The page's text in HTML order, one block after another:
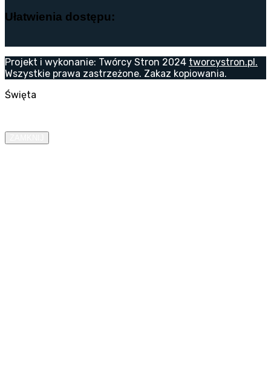
Ułatwienia dostępu:
Projekt i wykonanie: Twórcy Stron 2024 tworcystron.pl.
Wszystkie prawa zastrzeżone. Zakaz kopiowania.
Święta